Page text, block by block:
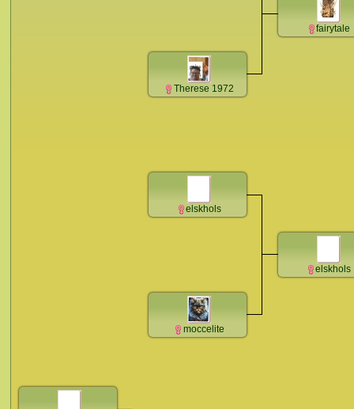
Therese 1972
elskhols
moccelite
fairytale
elskhols